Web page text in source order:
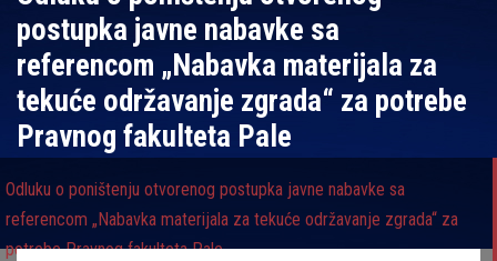
postupka javne nabavke sa
referencom „Nabavka materijala za
tekuće održavanje zgrada“ za potrebe
Pravnog fakulteta Pale
Odluku o poništenju otvorenog postupka javne nabavke sa
referencom „Nabavka materijala za tekuće održavanje zgrada“ za
potrebe Pravnog fakulteta Pale